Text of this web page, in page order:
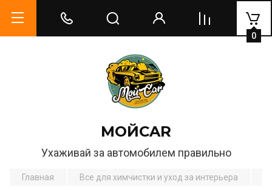
МОЙCAR
Ухаживай за автомобилем правильно
0
Главная Все для химчистки и уход за интерьера